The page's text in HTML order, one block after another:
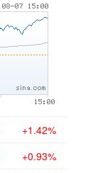
+1.42%
+0.93%